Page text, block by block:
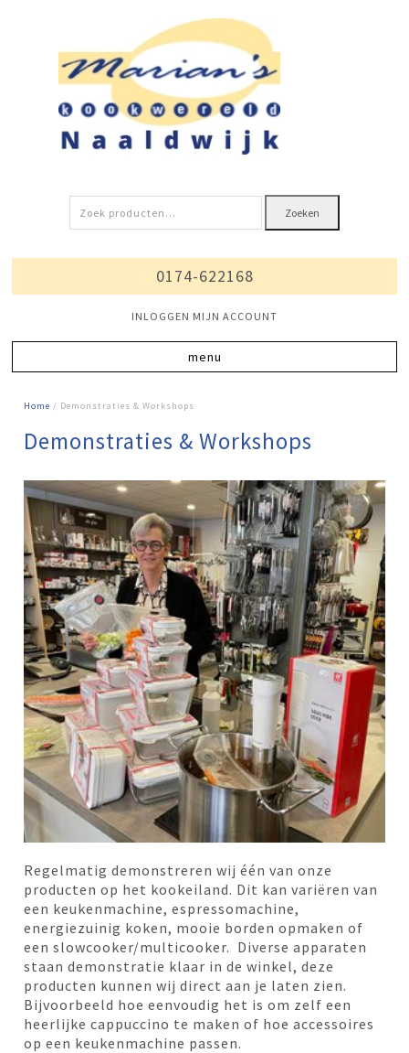
Zoeken
naar:
Zoeken
0174-622168
INLOGGEN MIJN ACCOUNT
Home / Demonstraties & Workshops
Demonstraties & Workshops
Regelmatig demonstreren wij één van onze
producten op het kookeiland. Dit kan variëren van
een keukenmachine, espressomachine,
energiezuinig koken, mooie borden opmaken of
een slowcooker/multicooker. Diverse apparaten
staan demonstratie klaar in de winkel, deze
producten kunnen wij direct aan je laten zien.
Bijvoorbeeld hoe eenvoudig het is om zelf een
heerlijke cappuccino te maken of hoe accessoires
op een keukenmachine passen.